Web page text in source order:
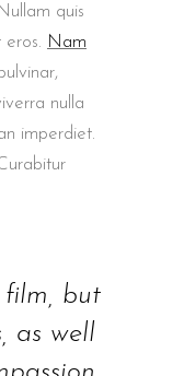
quis
Nam
nulla
imperdiet.
film, but
as well